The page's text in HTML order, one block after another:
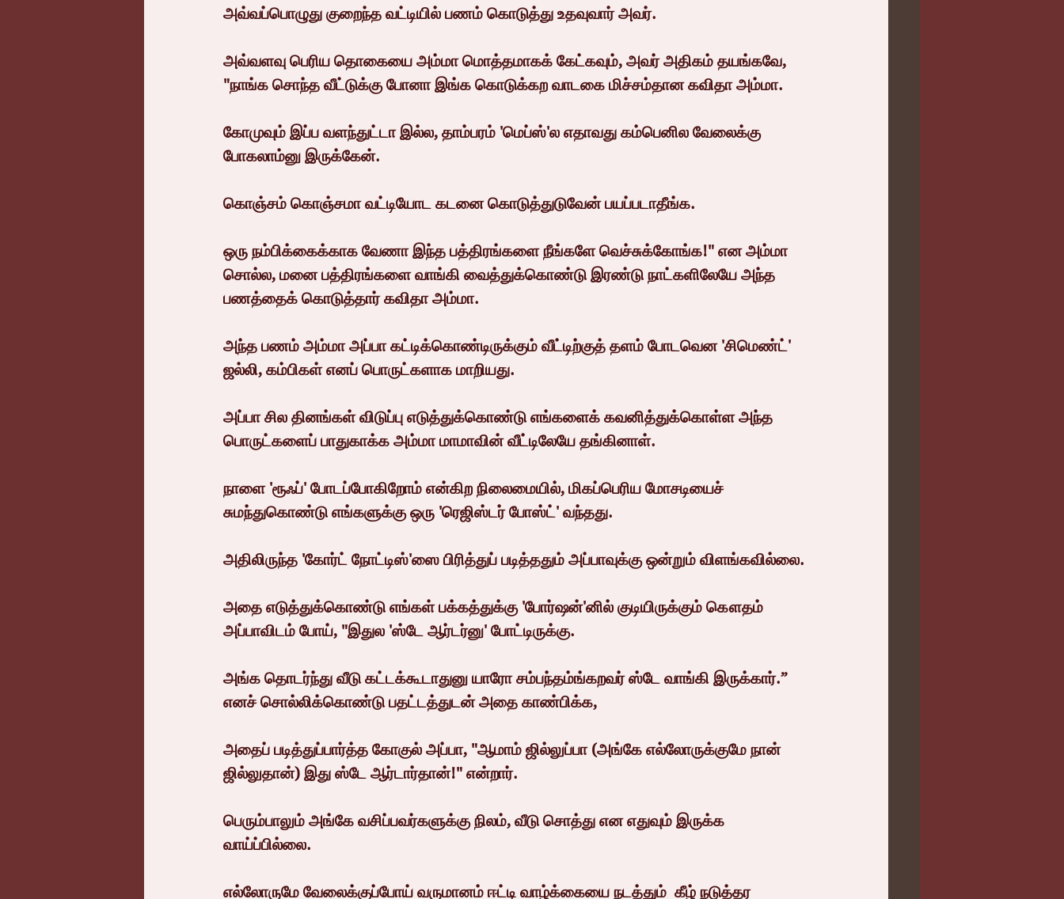
அவ்வப்பொழுது குறைந்த வட்டியில் பணம் கொடுத்து உதவுவார் அவர்.
அவ்வளவு பெரிய தொகையை அம்மா மொத்தமாகக் கேட்கவும், அவர் அதிகம் தயங்கவே,
"நாங்க சொந்த வீட்டுக்கு போனா இங்க கொடுக்கற வாடகை மிச்சம்தான கவிதா அம்மா.
கோமுவும் இப்ப வளந்துட்டா இல்ல, தாம்பரம் 'மெப்ஸ்'ல எதாவது கம்பெனில வேலைக்கு
போகலாம்னு இருக்கேன்.
கொஞ்சம் கொஞ்சமா வட்டியோட கடனை கொடுத்துடுவேன் பயப்படாதீங்க.
ஒரு நம்பிக்கைக்காக வேணா இந்த பத்திரங்களை நீங்களே வெச்சுக்கோங்க!" என அம்மா
சொல்ல, மனை பத்திரங்களை வாங்கி வைத்துக்கொண்டு இரண்டு நாட்களிலேயே அந்த
பணத்தைக் கொடுத்தார் கவிதா அம்மா.
அந்த பணம் அம்மா அப்பா கட்டிக்கொண்டிருக்கும் வீட்டிற்குத் தளம் போடவென 'சிமெண்ட்'
ஜல்லி, கம்பிகள் எனப் பொருட்களாக மாறியது.
அப்பா சில தினங்கள் விடுப்பு எடுத்துக்கொண்டு எங்களைக் கவனித்துக்கொள்ள அந்த
பொருட்களைப் பாதுகாக்க அம்மா மாமாவின் வீட்டிலேயே தங்கினாள்.
நாளை 'ரூஃப்' போடப்போகிறோம் என்கிற நிலைமையில், மிகப்பெரிய மோசடியைச்
சுமந்துகொண்டு எங்களுக்கு ஒரு 'ரெஜிஸ்டர் போஸ்ட்' வந்தது.
அதிலிருந்த 'கோர்ட் நோட்டிஸ்'ஸை பிரித்துப் படித்ததும் அப்பாவுக்கு ஒன்றும் விளங்கவில்லை.
அதை எடுத்துக்கொண்டு எங்கள் பக்கத்துக்கு 'போர்ஷன்'னில் குடியிருக்கும் கௌதம்
அப்பாவிடம் போய், "இதுல 'ஸ்டே ஆர்டர்னு' போட்டிருக்கு.
அங்க தொடர்ந்து வீடு கட்டக்கூடாதுனு யாரோ சம்பந்தம்ங்கறவர் ஸ்டே வாங்கி இருக்கார்.”
எனச் சொல்லிக்கொண்டு பதட்டத்துடன் அதை காண்பிக்க,
அதைப் படித்துப்பார்த்த கோகுல் அப்பா, "ஆமாம் ஜில்லுப்பா (அங்கே எல்லோருக்குமே நான்
ஜில்லுதான்) இது ஸ்டே ஆர்டார்தான்!" என்றார்.
பெரும்பாலும் அங்கே வசிப்பவர்களுக்கு நிலம், வீடு சொத்து என எதுவும் இருக்க
வாய்ப்பில்லை.
எல்லோருமே வேலைக்குப்போய் வருமானம் ஈட்டி வாழ்க்கையை நடத்தும்  கீழ் நடுத்தர